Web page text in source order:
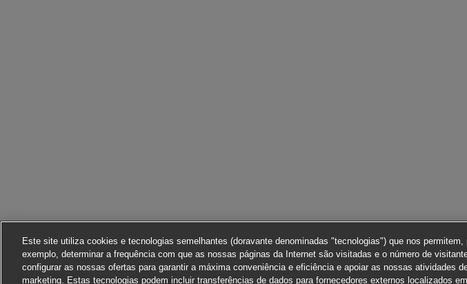
Este site utiliza cookies e tecnologias semelhantes (doravante denominadas "tecnologias") que nos permitem,
exemplo, determinar a frequência com que as nossas páginas da Internet são visitadas e o número de
configurar as nossas ofertas para garantir a máxima conveniência e eficiência e apoiar as nossas atividades
marketing. Estas tecnologias podem incluir transferências de dados para fornecedores externos localizados em